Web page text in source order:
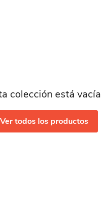
colección está vacía
Ver todos los productos